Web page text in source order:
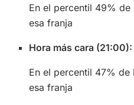
En el percentil 49%
esa franja
Hora más cara (21:00):
En el percentil 47%
esa franja